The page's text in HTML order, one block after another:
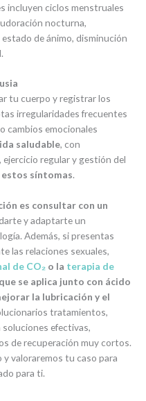
incluyen ciclos menstruales
nocturna,
de ánimo, disminución
tu cuerpo y registrar los
irregularidades frecuentes
cambios emocionales
saludable, con
regular y gestión del
estos síntomas.
es consultar con un
y adaptarte un
Además, si presentas
las relaciones sexuales,
de CO₂ o la terapia de
que se aplica junto con ácido
la lubricación y el
tratamientos,
soluciones efectivas,
de recuperación muy cortos.
valoraremos tu caso para
para ti.